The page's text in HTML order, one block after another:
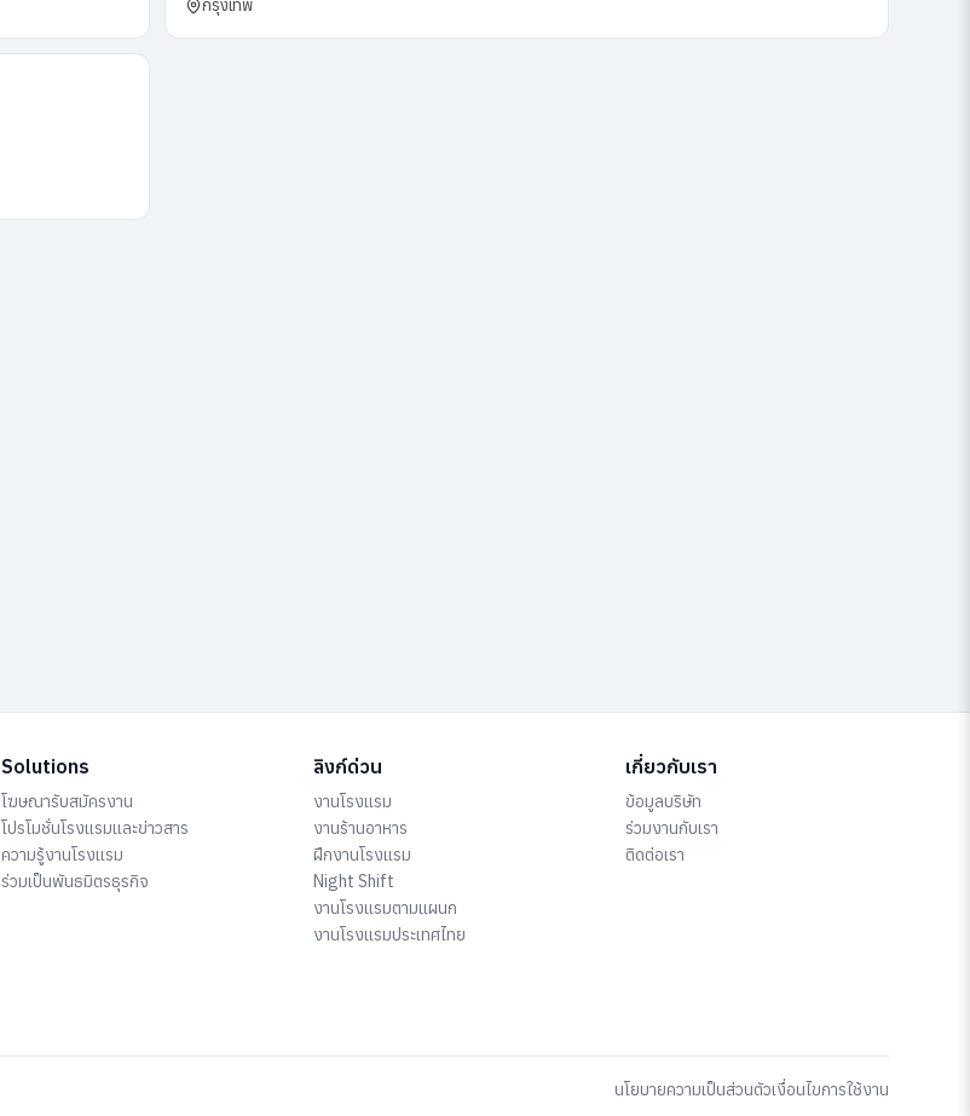
กรุงเทพ
Solutions
โฆษณารับสมัครงาน
โปรโมชั่นโรงแรมและข่าวสาร
ความรู้งานโรงแรม
ร่วมเป็นพันธมิตรธุรกิจ
ลิงก์ด่วน
งานโรงแรม
งานร้านอาหาร
ฝึกงานโรงแรม
Night Shift
งานโรงแรมตามแผนก
งานโรงแรมประเทศไทย
เกี่ยวกับเรา
ข้อมูลบริษัท
ร่วมงานกับเรา
ติดต่อเรา
นโยบายความเป็นส่วนตัวเงื่อนไขการใช้งาน